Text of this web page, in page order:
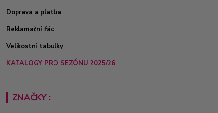
Doprava a platba
Reklamační řád
Velikostní tabulky
KATALOGY PRO SEZÓNU 2025/26
ZNAČKY :